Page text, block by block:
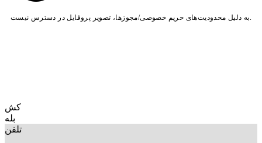
به دلیل محدودیت‌های حریم خصوصی/مجوزها، تصویر پروفایل در دسترس نیست.
کش
بله
تلفن